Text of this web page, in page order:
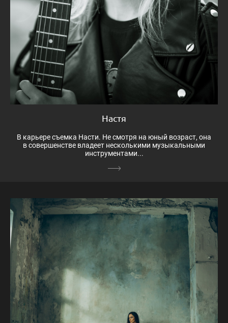
Настя
В карьере съемка Насти. Не смотря на юный возраст, она
в совершенстве владеет несколькими музыкальными
инструментами...